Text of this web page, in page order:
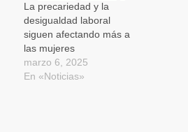
La precariedad y la
desigualdad laboral
siguen afectando más a
las mujeres
marzo 6, 2025
En «Noticias»